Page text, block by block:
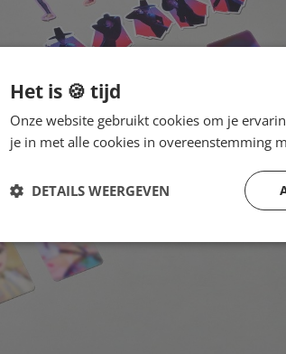
Het is 🍪 tijd
Onze website gebruikt cookies om je
je in met alle cookies in overeenstemming
DETAILS WEERGEVEN